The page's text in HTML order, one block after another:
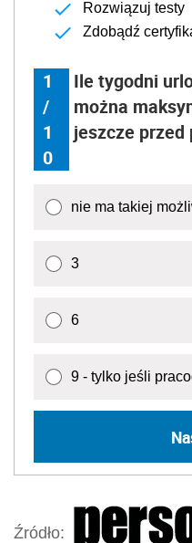
Rozwiązuj testy
Zdobądź
1
/
1
0
Ile tygodni
można
jeszcze przed
nie ma takiej
3
6
9 - tylko jeśli
Źródło: